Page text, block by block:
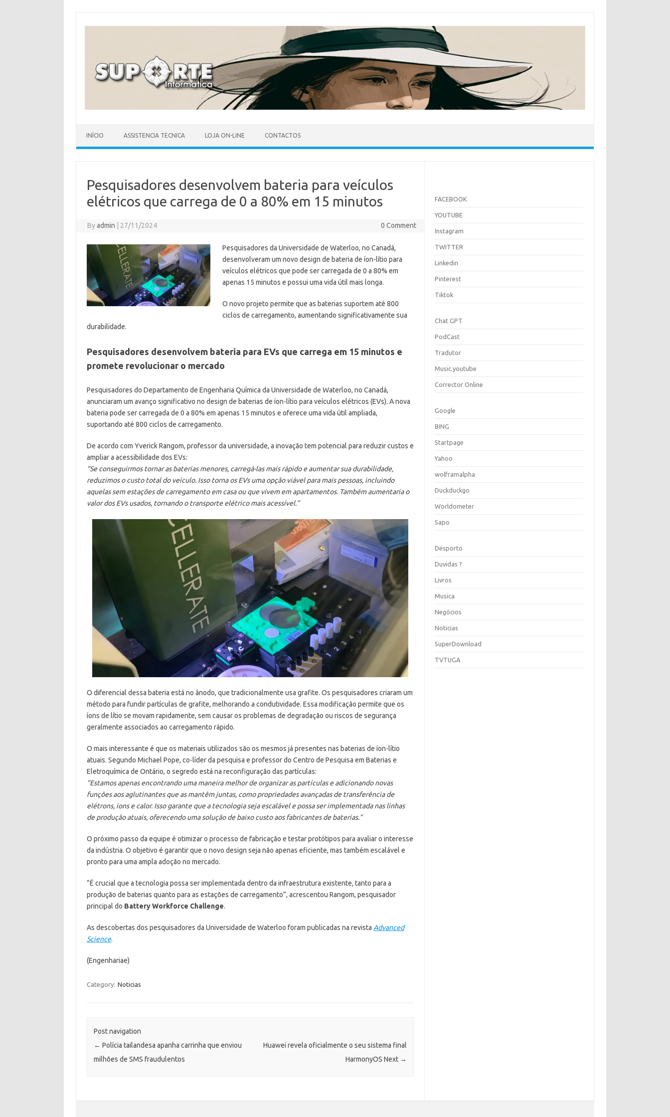
INÍCIO ASSISTENCIA TECNICA LOJA ON-LINE CONTACTOS
Pesquisadores desenvolvem bateria para veículos
elétricos que carrega de 0 a 80% em 15 minutos
Byadmin 27/11/2024 0 Comment
Pesquisadores da Universidade de Waterloo, no Canadá,
desenvolveram um novo design de bateria de íon-lítio para
veículos elétricos que pode ser carregada de 0 a 80% em
apenas 15 minutos e possui uma vida útil mais longa.
O novo projeto permite que as baterias suportem até 800
ciclos de carregamento, aumentando significativamente sua
durabilidade.
Pesquisadores desenvolvem bateria para EVs que carrega em 15 minutos e
promete revolucionar o mercado
Pesquisadores do Departamento de Engenharia Química da Universidade de Waterloo, no Canadá,
anunciaram um avanço significativo no design de baterias de íon-lítio para veículos elétricos (EVs). A nova
bateria pode ser carregada de 0 a 80% em apenas 15 minutos e oferece uma vida útil ampliada,
suportando até 800 ciclos de carregamento.
De acordo com Yverick Rangom, professor da universidade, a inovação tem potencial para reduzir custos e
ampliar a acessibilidade dos EVs:
“Se conseguirmos tornar as baterias menores, carregá-las mais rápido e aumentar sua durabilidade,
reduzimos o custo total do veículo. Isso torna os EVs uma opção viável para mais pessoas, incluindo
aquelas sem estações de carregamento em casa ou que vivem em apartamentos. Também aumentaria o
valor dos EVs usados, tornando o transporte elétrico mais acessível.”
O diferencial dessa bateria está no ânodo, que tradicionalmente usa grafite. Os pesquisadores criaram um
método para fundir partículas de grafite, melhorando a condutividade. Essa modificação permite que os
íons de lítio se movam rapidamente, sem causar os problemas de degradação ou riscos de segurança
geralmente associados ao carregamento rápido.
O mais interessante é que os materiais utilizados são os mesmos já presentes nas baterias de íon-lítio
atuais. Segundo Michael Pope, co-líder da pesquisa e professor do Centro de Pesquisa em Baterias e
Eletroquímica de Ontário, o segredo está na reconfiguração das partículas:
“Estamos apenas encontrando uma maneira melhor de organizar as partículas e adicionando novas
funções aos aglutinantes que as mantêm juntas, como propriedades avançadas de transferência de
elétrons, íons e calor. Isso garante que a tecnologia seja escalável e possa ser implementada nas linhas
de produção atuais, oferecendo uma solução de baixo custo aos fabricantes de baterias.”
O próximo passo da equipe é otimizar o processo de fabricação e testar protótipos para avaliar o interesse
da indústria. O objetivo é garantir que o novo design seja não apenas eficiente, mas também escalável e
pronto para uma ampla adoção no mercado.
“É crucial que a tecnologia possa ser implementada dentro da infraestrutura existente, tanto para a
produção de baterias quanto para as estações de carregamento”, acrescentou Rangom, pesquisador
principal do Battery Workforce Challenge.
As descobertas dos pesquisadores da Universidade de Waterloo foram publicadas na revista Advanced
Science.
(Engenhariae)
Category: Noticias
Post navigation
← Polícia tailandesa apanha carrinha que enviou
milhões de SMS fraudulentos
Huawei revela oficialmente o seu sistema final
HarmonyOS Next →
FACEBOOK
YOUTUBE
Instagram
TWITTER
Linkedin
Pinterest
Tiktok
Chat GPT
PodCast
Tradutor
Music.youtube
Corrector Online
Google
BING
Startpage
Yahoo
wolframalpha
Duckduckgo
Worldometer
Sapo
Desporto
Duvidas ?
Livros
Musica
Negócios
Noticias
SuperDownload
TVTUGA